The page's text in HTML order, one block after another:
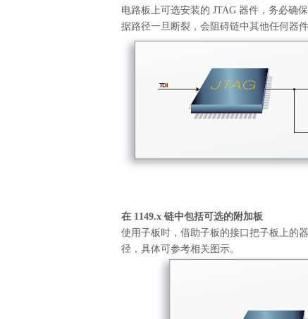
电路板上可选安装的 JTAG 器件，务必确
据路径一旦断裂，会阻碍链中其他任何器
在 1149.x 链中包括可选的附加板
使用子板时，借助子板的接口把子板上的
径，具体可参考相关图示。